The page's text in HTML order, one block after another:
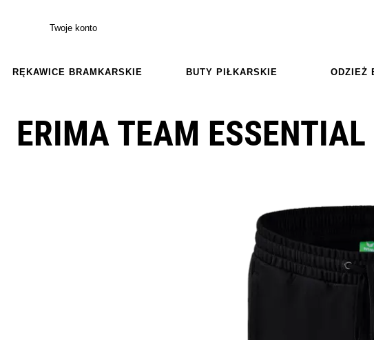
Twoje konto
RĘKAWICE BRAMKARSKIE BUTY PIŁKARSKIE ODZIEŻ
ERIMA TEAM